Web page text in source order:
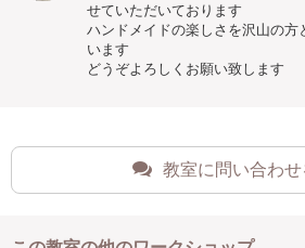
せていただいております
ハンドメイドの楽しさを沢山の方
います
どうぞよろしくお願い致します
教室に問い合わせ